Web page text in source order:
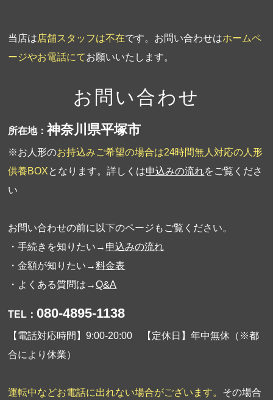
当店は店舗スタッフは不在です。お問い合わせはホームペ
ージやお電話にてお願いいたします。
お問い合わせ
所在地：神奈川県平塚市
※お人形のお持込みご希望の場合は24時間無人対応の人形
供養BOXとなります。詳しくは申込みの流れをご覧くださ
い
お問い合わせの前に以下のページもご覧ください。
・手続きを知りたい→ 申込みの流れ
・金額が知りたい→料金表
・よくある質問は→Q&A
TEL： 080-4895-1138
【電話対応時間】9:00-20:00 【定休日】年中無休（※都
合により休業）
運転中などお電話に出れない場合がございます。 その場合